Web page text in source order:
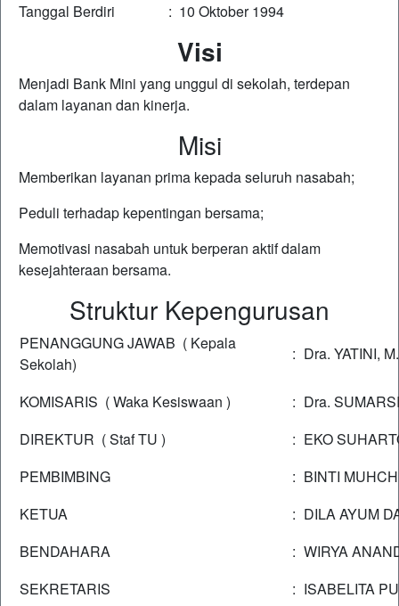
Tanggal Berdiri : 10 Oktober 1994
Visi
Menjadi Bank Mini yang unggul di sekolah, terdepan
dalam layanan dan kinerja.
Misi
Memberikan layanan prima kepada seluruh nasabah;
Peduli terhadap kepentingan bersama;
Memotivasi nasabah untuk berperan aktif dalam
kesejahteraan bersama.
Struktur Kepengurusan
PENANGGUNG JAWAB ( Kepala
Sekolah)
: Dra. YATINI,
KOMISARIS ( Waka Kesiswaan ) : Dra.
DIREKTUR ( Staf TU )
: EKO
PEMBIMBING
: BINTI
KETUA
: DILA AYUM
BENDAHARA
: WIRYA
SEKRETARIS
: ISABELITA